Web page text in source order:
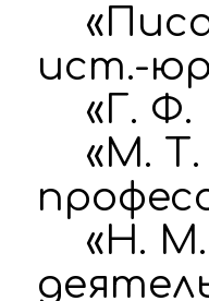
ист.-
«Г. Ф.
«М. Т.
«Н. М.